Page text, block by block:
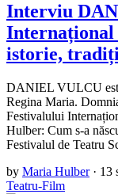
Interviu
Internațional
istorie,
DANIEL VULCU
Regina Maria.
Festivalului
Hulber: Cum s-a
Festivalul de Teatru
by Maria Hulber · 13
Teatru-Film